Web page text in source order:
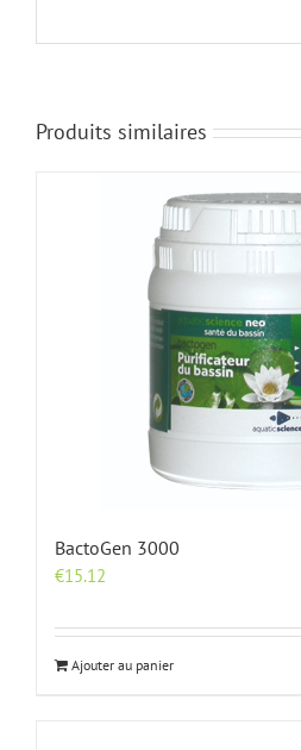
Produits similaires
BactoGen 3000
€15.12
Ajouter au panier